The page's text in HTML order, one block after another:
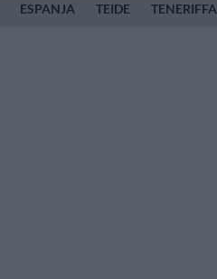
ESPANJA TEIDE TENERIFFA